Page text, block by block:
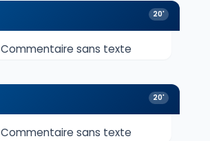
20'
Commentaire sans texte
20'
Commentaire sans texte